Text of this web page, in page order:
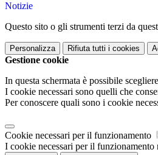
Notizie
Questo sito o gli strumenti terzi da
Personalizza Rifiuta tutti i cookies
Gestione cookie
In questa schermata è possibile
I cookie necessari sono quelli che
Per conoscere quali sono i cookie
Cookie necessari per il funzionamento
I cookie necessari per il